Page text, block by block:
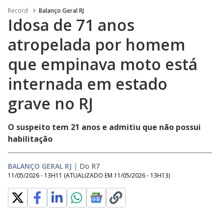
Record Balanço Geral RJ
Idosa de 71 anos
atropelada por homem
que empinava moto está
internada em estado
grave no RJ
O suspeito tem 21 anos e admitiu que não possui
habilitação
BALANÇO GERAL RJ | Do R7
11/05/2026 - 13H11 (ATUALIZADO EM 11/05/2026 - 13H13)